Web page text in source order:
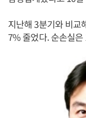
지난해 3분기와 비교
7% 줄었다. 순손실